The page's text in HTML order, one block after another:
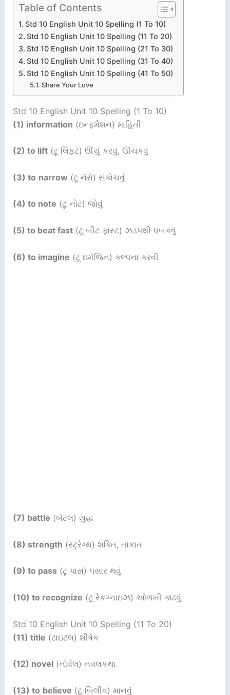
Table of Contents
Std 10 English Unit 10 Spelling (1 To 10)
Std 10 English Unit 10 Spelling (11 To 20)
Std 10 English Unit 10 Spelling (21 To 30)
Std 10 English Unit 10 Spelling (31 To 40)
Std 10 English Unit 10 Spelling (41 To 50)
Share Your Love
Std 10 English Unit 10 Spelling (1 To 10)
(1) information (ઇન્ફર્મેશન) માહિતી
(2) to lift(ટૂ લિફ્ટ) ઊંચું કરવું, ઊંચકવું
(3) to narrow (ટૂ નૅરો) સંકોચવું
(4) to note (ટૂ નોટ) જોવું
(5) to beat fast(ટૂ બીટ ફાસ્ટ) ઝડપથી ધબકવું
(6) to imagine (ટૂ ઇમૅજિન) કલ્પના કરવી
(7) battle (બૅટલ) યુદ્ધ
(8) strength (સ્ટ્રેગ્થ) શક્તિ, તાકાત
(9) to pass(ટૂ પાસ) પસાર થવું
(10) to recognize (ટૂ રેકગ્નાઇઝ) ઓળખી કાઢવું
Std 10 English Unit 10 Spelling (11 To 20)
(11) title (ટાઇટલ) શીર્ષક
(12) novel(નૉવેલ) નવલકથા
(13) to believe (ટૂ બિલીવ) માનવું